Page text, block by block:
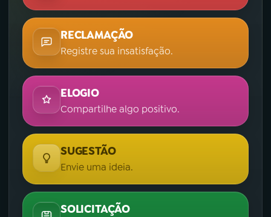
RECLAMAÇÃO
Registre sua insatisfação.
ELOGIO
Compartilhe algo positivo.
SUGESTÃO
Envie uma ideia.
SOLICITAÇÃO